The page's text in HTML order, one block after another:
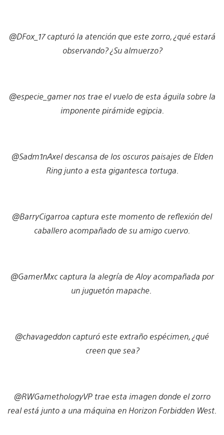
@DFox_17 capturó la atención que este zorro, ¿qué estará
observando? ¿Su almuerzo?
@especie_gamer nos trae el vuelo de esta águila sobre la
imponente pirámide egipcia.
@Sadm1nAxel descansa de los oscuros paisajes de Elden
Ring junto a esta gigantesca tortuga.
@BarryCigarroa captura este momento de reflexión del
caballero acompañado de su amigo cuervo.
@GamerMxc captura la alegría de Aloy acompañada por
un juguetón mapache.
@chavageddon capturó este extraño espécimen, ¿qué
creen que sea?
@RWGamethologyVP trae esta imagen donde el zorro
real está junto a una máquina en Horizon Forbidden West.